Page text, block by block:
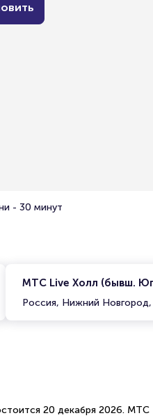
- 30 минут
МТС Live Холл (бывш.
Россия, Нижний
20 декабря 2026. МТС